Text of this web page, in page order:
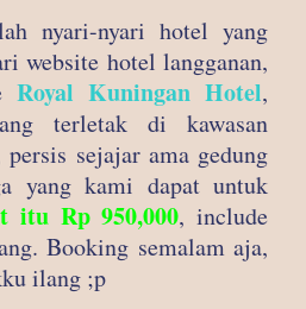
nyari-nyari hotel yang
website hotel langganan,
Royal Kuningan Hotel,
terletak di kawasan
sejajar ama gedung
yang kami dapat untuk
itu Rp 950,000, include
Booking semalam aja,
ilang ;p